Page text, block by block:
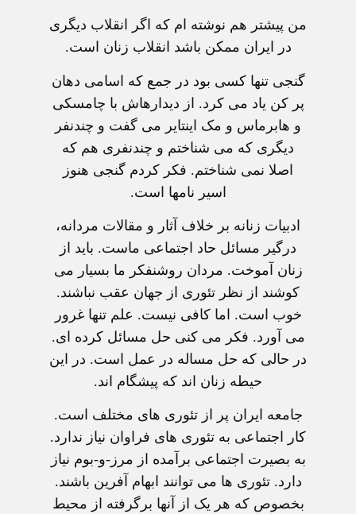
من پيشتر هم نوشته ام که اگر انقلاب ديگری
در ايران ممکن باشد انقلاب زنان است.
گنجی تنها کسی بود در جمع که اسامی دهان
پر کن ياد می کرد. از ديدارهاش با چامسکی
و هابرماس و مک اينتاير می گفت و چندنفر
ديگری که می شناختم و چندنفری هم که
اصلا نمی شناختم. فکر کردم گنجی هنوز
اسير نامها است.
ادبيات زنانه بر خلاف آثار و مقالات مردانه،
درگير مسائل حاد اجتماعی ماست. بايد از
زنان آموخت. مردان روشنفکر ما بسيار می
کوشند از نظر تئوری از جهان عقب نباشند.
خوب است. اما کافی نيست. علم تنها غرور
می آورد. فکر می کنی حل مسائل کرده ای.
در حالی که حل مساله در عمل است. در اين
حيطه زنان اند که پيشگام اند.
جامعه ايران پر از تئوری های مختلف است.
کار اجتماعی به تئوری های فراوان نياز ندارد.
به بصيرت اجتماعی برآمده از مرز-و-بوم نياز
دارد. تئوری ها می توانند ابهام آفرين باشند.
بخصوص که هر يک از آنها برگرفته از محيط